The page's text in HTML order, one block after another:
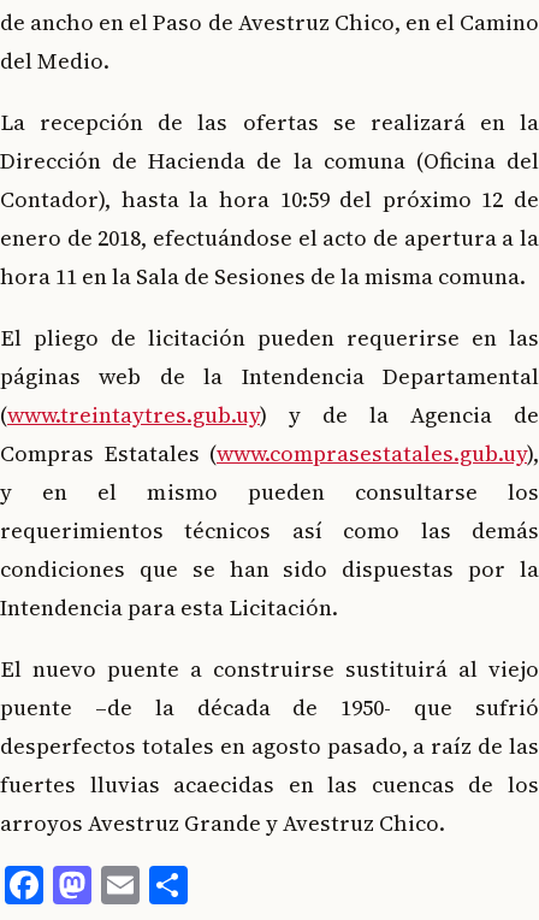
de ancho en el Paso de Avestruz Chico, en el Camino
del Medio.
La recepción de las ofertas se realizará en la
Dirección de Hacienda de la comuna (Oficina del
Contador), hasta la hora 10:59 del próximo 12 de
enero de 2018, efectuándose el acto de apertura a la
hora 11 en la Sala de Sesiones de la misma comuna.
El pliego de licitación pueden requerirse en las
páginas web de la Intendencia Departamental
(www.treintaytres.gub.uy) y de la Agencia de
Compras Estatales (www.comprasestatales.gub.uy),
y en el mismo pueden consultarse los
requerimientos técnicos así como las demás
condiciones que se han sido dispuestas por la
Intendencia para esta Licitación.
El nuevo puente a construirse sustituirá al viejo
puente –de la década de 1950- que sufrió
desperfectos totales en agosto pasado, a raíz de las
fuertes lluvias acaecidas en las cuencas de los
arroyos Avestruz Grande y Avestruz Chico.
Facebook
Mastodon
Email